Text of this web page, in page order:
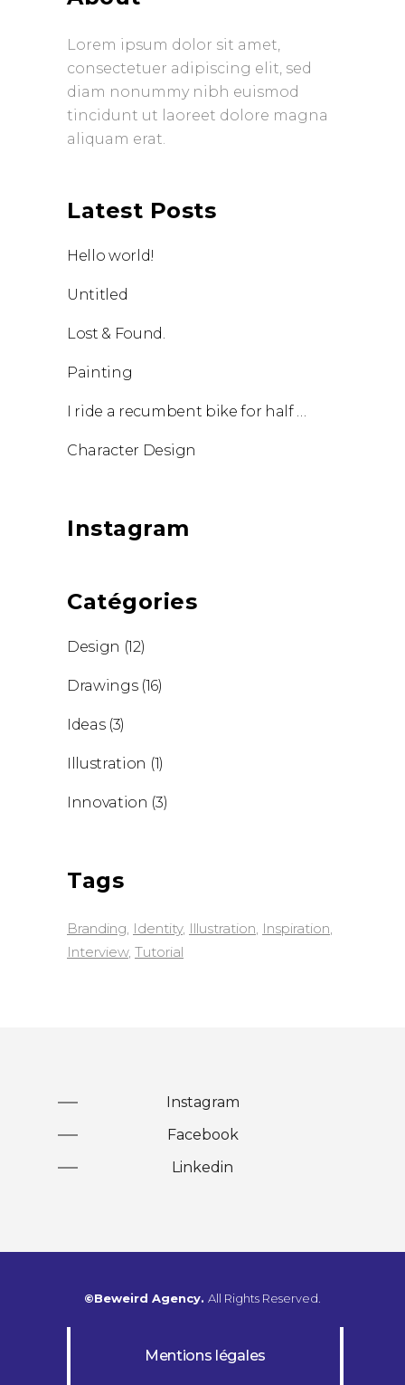
Lorem ipsum dolor sit amet,
consectetuer adipiscing elit, sed
diam nonummy nibh euismod
tincidunt ut laoreet dolore magna
aliquam erat.
Latest Posts
Hello world!
Untitled
Lost & Found.
Painting
I ride a recumbent bike for half an hour every day.
Character Design
Instagram
Catégories
Design (12)
Drawings(16)
Ideas(3)
Illustration (1)
Innovation (3)
Tags
Branding Identity Illustration Inspiration
Interview Tutorial
Instagram
Facebook
Linkedin
©Beweird Agency. All Rights Reserved.
Mentions légales